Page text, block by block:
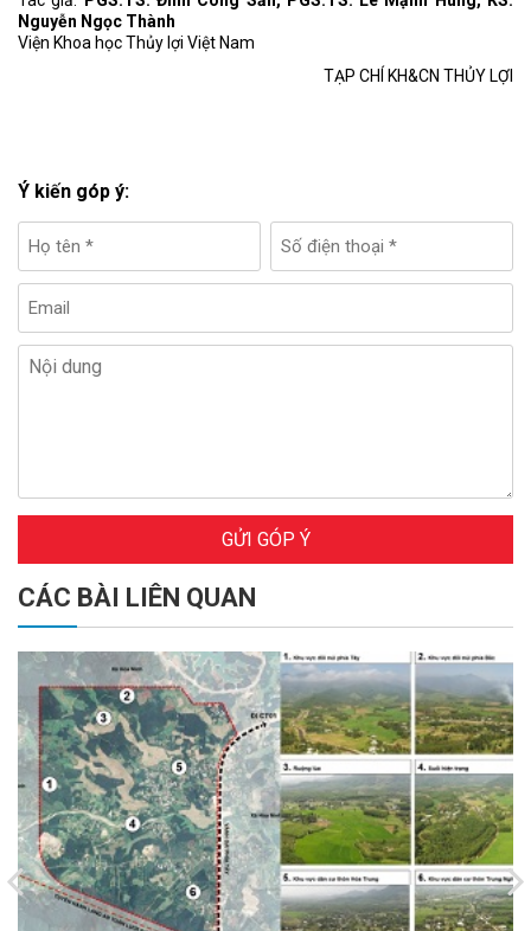
Nguyễn Ngọc Thành
Viện Khoa học Thủy lợi Việt Nam
TẠP CHÍ KH&CN THỦY LỢI
Ý kiến góp ý:
GỬI GÓP Ý
CÁC BÀI LIÊN QUAN